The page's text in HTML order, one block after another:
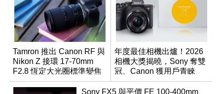
Tamron 推出 Canon RF 與
Nikon Z 接環 17-70mm
F2.8 恆定大光圈標準變焦
鏡
年度最佳相機出爐！2026
相機大獎揭曉，Sony 奪雙
冠、Canon 獲用戶青睞
Sony FX5 與平價 FE 100-400mm